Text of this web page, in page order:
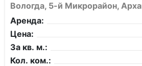
Вологда, 5-й Микрорайон,
Аренда:
Цена:
За кв. м.:
Кол. ком.: